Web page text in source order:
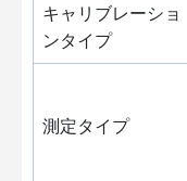
キャリブレーショ
ンタイプ
測定タイプ